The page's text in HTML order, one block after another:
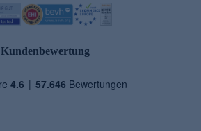
Kundenbewertung